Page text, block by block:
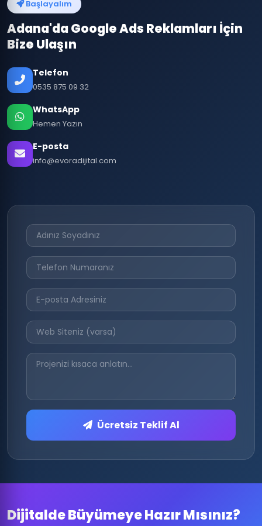
Başlayalım
Adana'da Google Ads Reklamları İçin
Bize Ulaşın
Telefon
0535 875 09 32
WhatsApp
Hemen Yazın
E-posta
info@evoradijital.com
Ücretsiz Teklif Al
Dijitalde Büyümeye Hazır Mısınız?